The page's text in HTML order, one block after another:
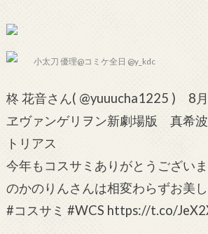
小太刀 優理@コミケ全日 @y_kdc
柊 花音さん( @yuuucha1225 ) 8
ヱヴァンゲリヲン新劇場版 真希
トリアス
今年もコスサミありがとうござい
のかのりんさんは相変わらずお美
#コスサミ #WCS https://t.co/